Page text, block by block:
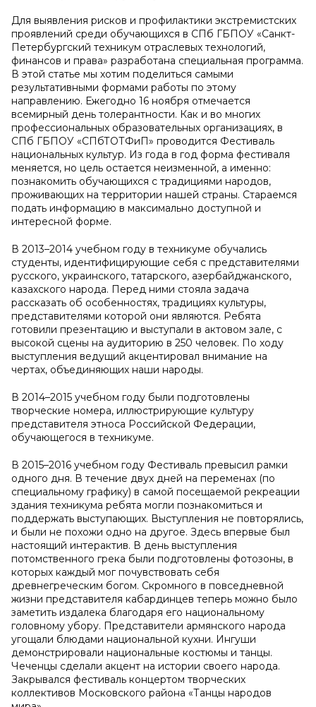
Для выявления рисков и профилактики экстремистских
проявлений среди обучающихся в СПб ГБПОУ «Санкт-
Петербургский техникум отраслевых технологий,
финансов и права» разработана специальная программа.
В этой статье мы хотим поделиться самыми
результативными формами работы по этому
направлению. Ежегодно 16 ноября отмечается
всемирный день толерантности. Как и во многих
профессиональных образовательных организациях, в
СПб ГБПОУ «СПбТОТФиП» проводится Фестиваль
национальных культур. Из года в год форма фестиваля
меняется, но цель остается неизменной, а именно:
познакомить обучающихся с традициями народов,
проживающих на территории нашей страны. Стараемся
подать информацию в максимально доступной и
интересной форме.
В 2013–2014 учебном году в техникуме обучались
студенты, идентифицирующие себя с представителями
русского, украинского, татарского, азербайджанского,
казахского народа. Перед ними стояла задача
рассказать об особенностях, традициях культуры,
представителями которой они являются. Ребята
готовили презентацию и выступали в актовом зале, с
высокой сцены на аудиторию в 250 человек. По ходу
выступления ведущий акцентировал внимание на
чертах, объединяющих наши народы.
В 2014–2015 учебном году были подготовлены
творческие номера, иллюстрирующие культуру
представителя этноса Российской Федерации,
обучающегося в техникуме.
В 2015–2016 учебном году Фестиваль превысил рамки
одного дня. В течение двух дней на переменах (по
специальному графику) в самой посещаемой рекреации
здания техникума ребята могли познакомиться и
поддержать выступающих. Выступления не повторялись,
и были не похожи одно на другое. Здесь впервые был
настоящий интерактив. В день выступления
потомственного грека были подготовлены фотозоны, в
которых каждый мог почувствовать себя
древнегреческим богом. Скромного в повседневной
жизни представителя кабардинцев теперь можно было
заметить издалека благодаря его национальному
головному убору. Представители армянского народа
угощали блюдами национальной кухни. Ингуши
демонстрировали национальные костюмы и танцы.
Чеченцы сделали акцент на истории своего народа.
Закрывался фестиваль концертом творческих
коллективов Московского района «Танцы народов